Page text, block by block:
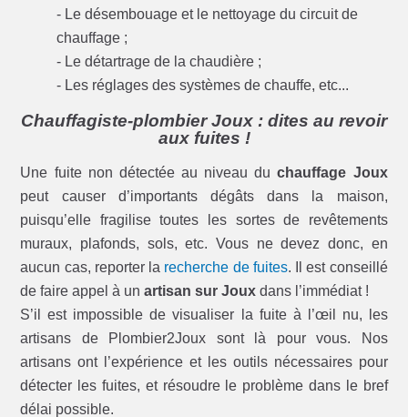
- Le désembouage et le nettoyage du circuit de
chauffage ;
- Le détartrage de la chaudière ;
- Les réglages des systèmes de chauffe, etc...
Chauffagiste-plombier Joux : dites au revoir
aux fuites !
Une fuite non détectée au niveau duchauffage Joux
peut causer d’importants dégâts dans la maison,
puisqu’elle fragilise toutes les sortes de revêtements
muraux, plafonds, sols, etc. Vous ne devez donc, en
aucun cas, reporter la recherche de fuites. Il est conseillé
de faire appel à unartisan sur Joux dans l’immédiat !
S’il est impossible de visualiser la fuite à l’œil nu, les
artisans de Plombier2Joux sont là pour vous. Nos
artisans ont l’expérience et les outils nécessaires pour
détecter les fuites, et résoudre le problème dans le bref
délai possible.